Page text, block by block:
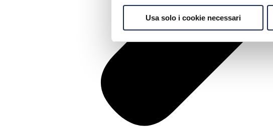
Usa solo i cookie necessari